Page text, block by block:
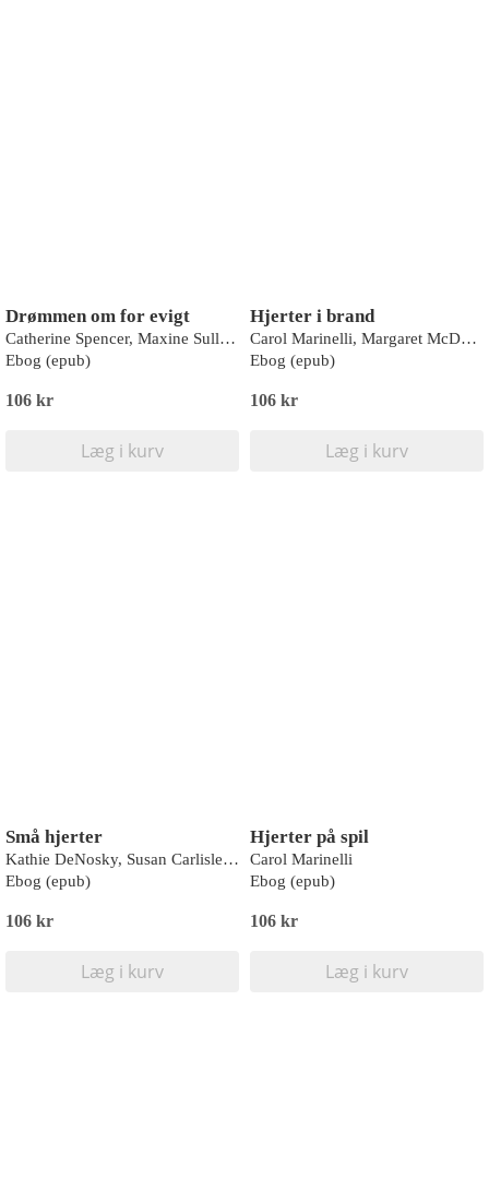
Drømmen om for evigt
Catherine Spencer, Maxine Sullivan, Chantelle Shaw, Tessa Radley
Ebog (epub)
106 kr
Læg i kurv
Hjerter i brand
Carol Marinelli, Margaret McDonagh, Emily Forbes, Alison Roberts
Ebog (epub)
106 kr
Læg i kurv
Små hjerter
Kathie DeNosky, Susan Carlisle, Robin Gianna, Maya Blake
Ebog (epub)
106 kr
Læg i kurv
Hjerter på spil
Carol Marinelli
Ebog (epub)
106 kr
Læg i kurv